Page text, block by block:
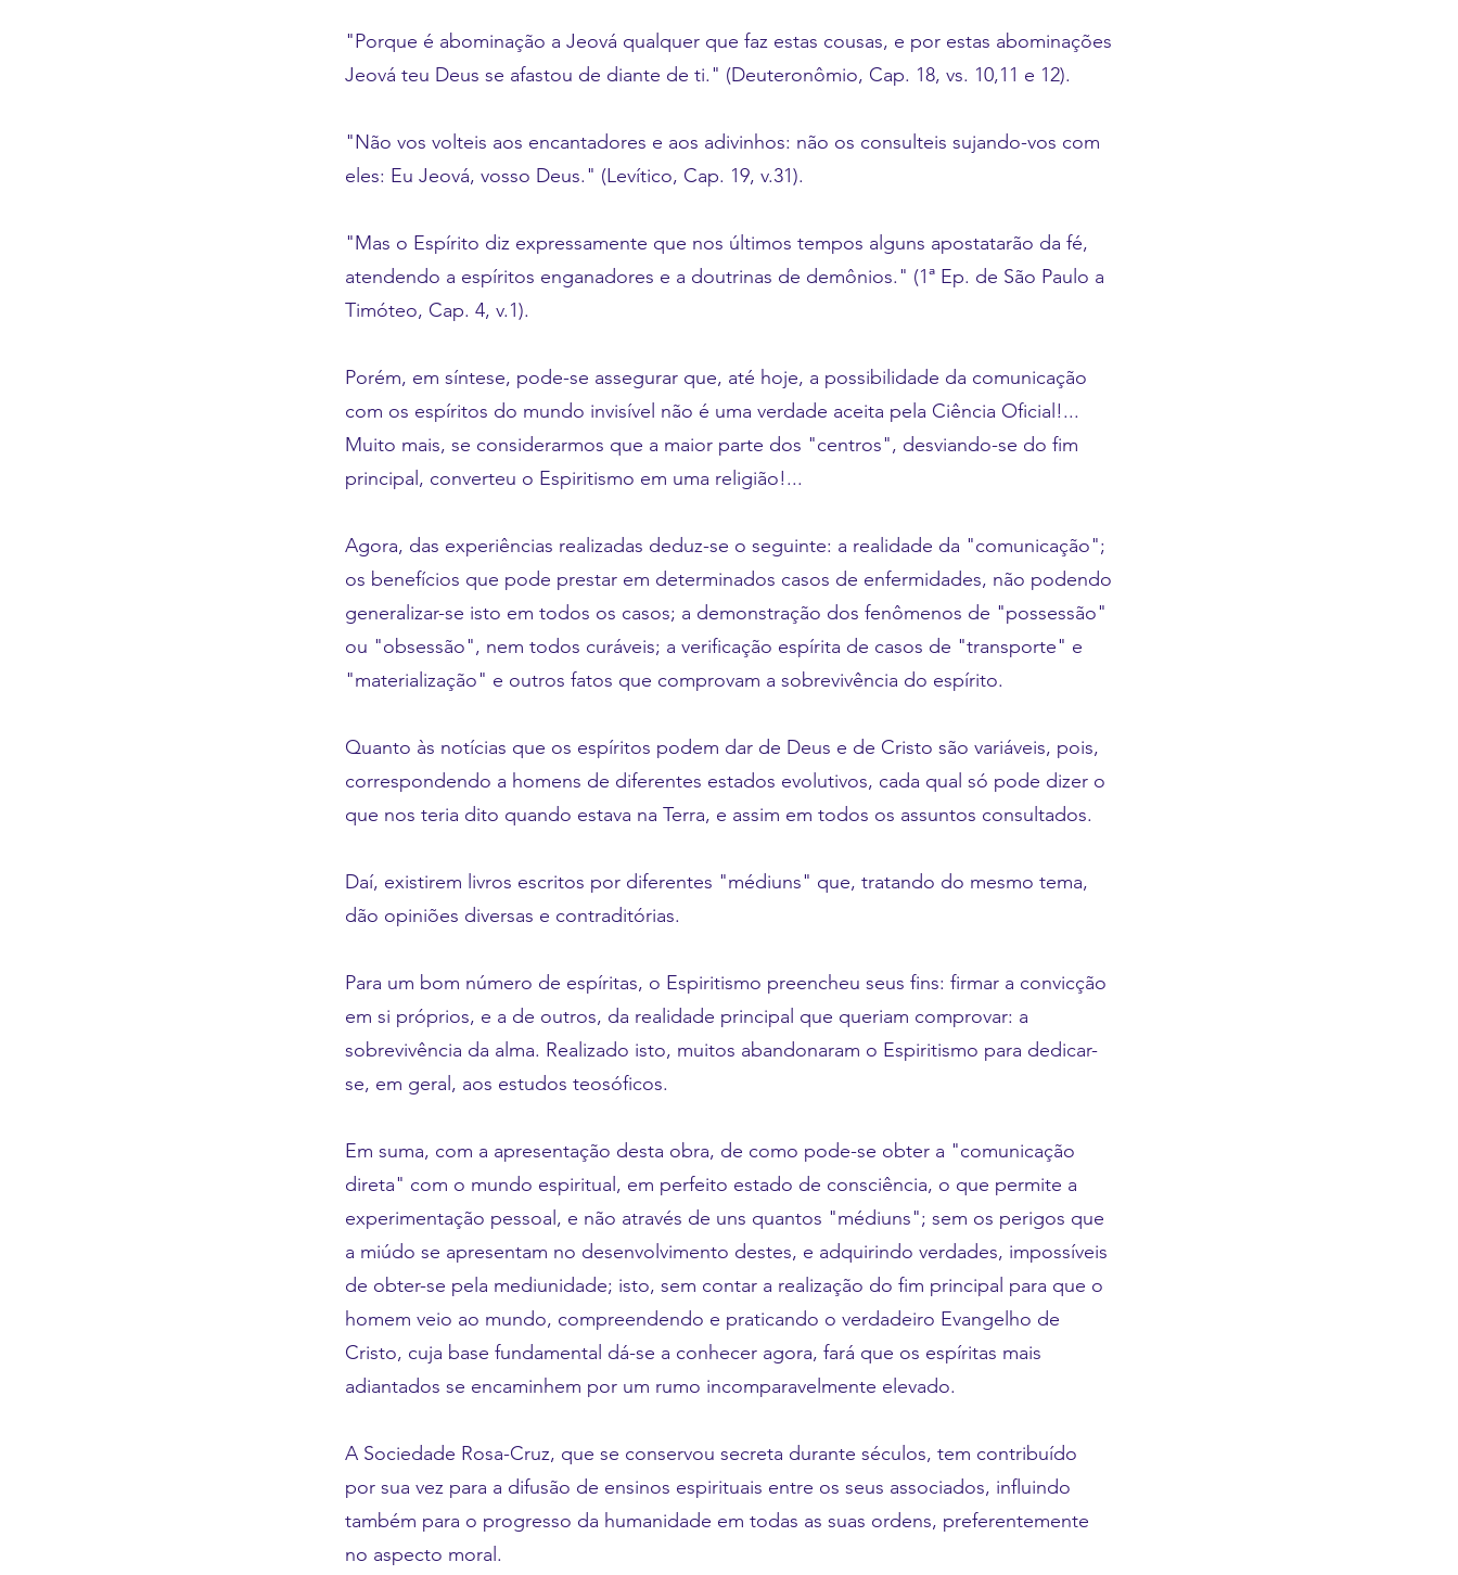
"Porque é abominação a Jeová qualquer que faz estas cousas, e por estas abominações
Jeová teu Deus se afastou de diante de ti." (Deuteronômio, Cap. 18, vs. 10,11 e 12).
"Não vos volteis aos encantadores e aos adivinhos: não os consulteis sujando-vos com
eles: Eu Jeová, vosso Deus." (Levítico, Cap. 19, v.31).
"Mas o Espírito diz expressamente que nos últimos tempos alguns apostatarão da fé,
atendendo a espíritos enganadores e a doutrinas de demônios." (1ª Ep. de São Paulo a
Timóteo, Cap. 4, v.1).
Porém, em síntese, pode-se assegurar que, até hoje, a possibilidade da comunicação
com os espíritos do mundo invisível não é uma verdade aceita pela Ciência Oficial!...
Muito mais, se considerarmos que a maior parte dos "centros", desviando-se do fim
principal, converteu o Espiritismo em uma religião!...
Agora, das experiências realizadas deduz-se o seguinte: a realidade da "comunicação";
os benefícios que pode prestar em determinados casos de enfermidades, não podendo
generalizar-se isto em todos os casos; a demonstração dos fenômenos de "possessão"
ou "obsessão", nem todos curáveis; a verificação espírita de casos de "transporte" e
"materialização" e outros fatos que comprovam a sobrevivência do espírito.
Quanto às notícias que os espíritos podem dar de Deus e de Cristo são variáveis, pois,
correspondendo a homens de diferentes estados evolutivos, cada qual só pode dizer o
que nos teria dito quando estava na Terra, e assim em todos os assuntos consultados.
Daí, existirem livros escritos por diferentes "médiuns" que, tratando do mesmo tema,
dão opiniões diversas e contraditórias.
Para um bom número de espíritas, o Espiritismo preencheu seus fins: firmar a convicção
em si próprios, e a de outros, da realidade principal que queriam comprovar: a
sobrevivência da alma. Realizado isto, muitos abandonaram o Espiritismo para dedicar-
se, em geral, aos estudos teosóficos.
Em suma, com a apresentação desta obra, de como pode-se obter a "comunicação
direta" com o mundo espiritual, em perfeito estado de consciência, o que permite a
experimentação pessoal, e não através de uns quantos "médiuns"; sem os perigos que
a miúdo se apresentam no desenvolvimento destes, e adquirindo verdades, impossíveis
de obter-se pela mediunidade; isto, sem contar a realização do fim principal para que o
homem veio ao mundo, compreendendo e praticando o verdadeiro Evangelho de
Cristo, cuja base fundamental dá-se a conhecer agora, fará que os espíritas mais
adiantados se encaminhem por um rumo incomparavelmente elevado.
A Sociedade Rosa-Cruz, que se conservou secreta durante séculos, tem contribuído
por sua vez para a difusão de ensinos espirituais entre os seus associados, influindo
também para o progresso da humanidade em todas as suas ordens, preferentemente
no aspecto moral.